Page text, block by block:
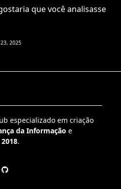
que você analisasse
2025
especializado em criação
da Informação e
2018.